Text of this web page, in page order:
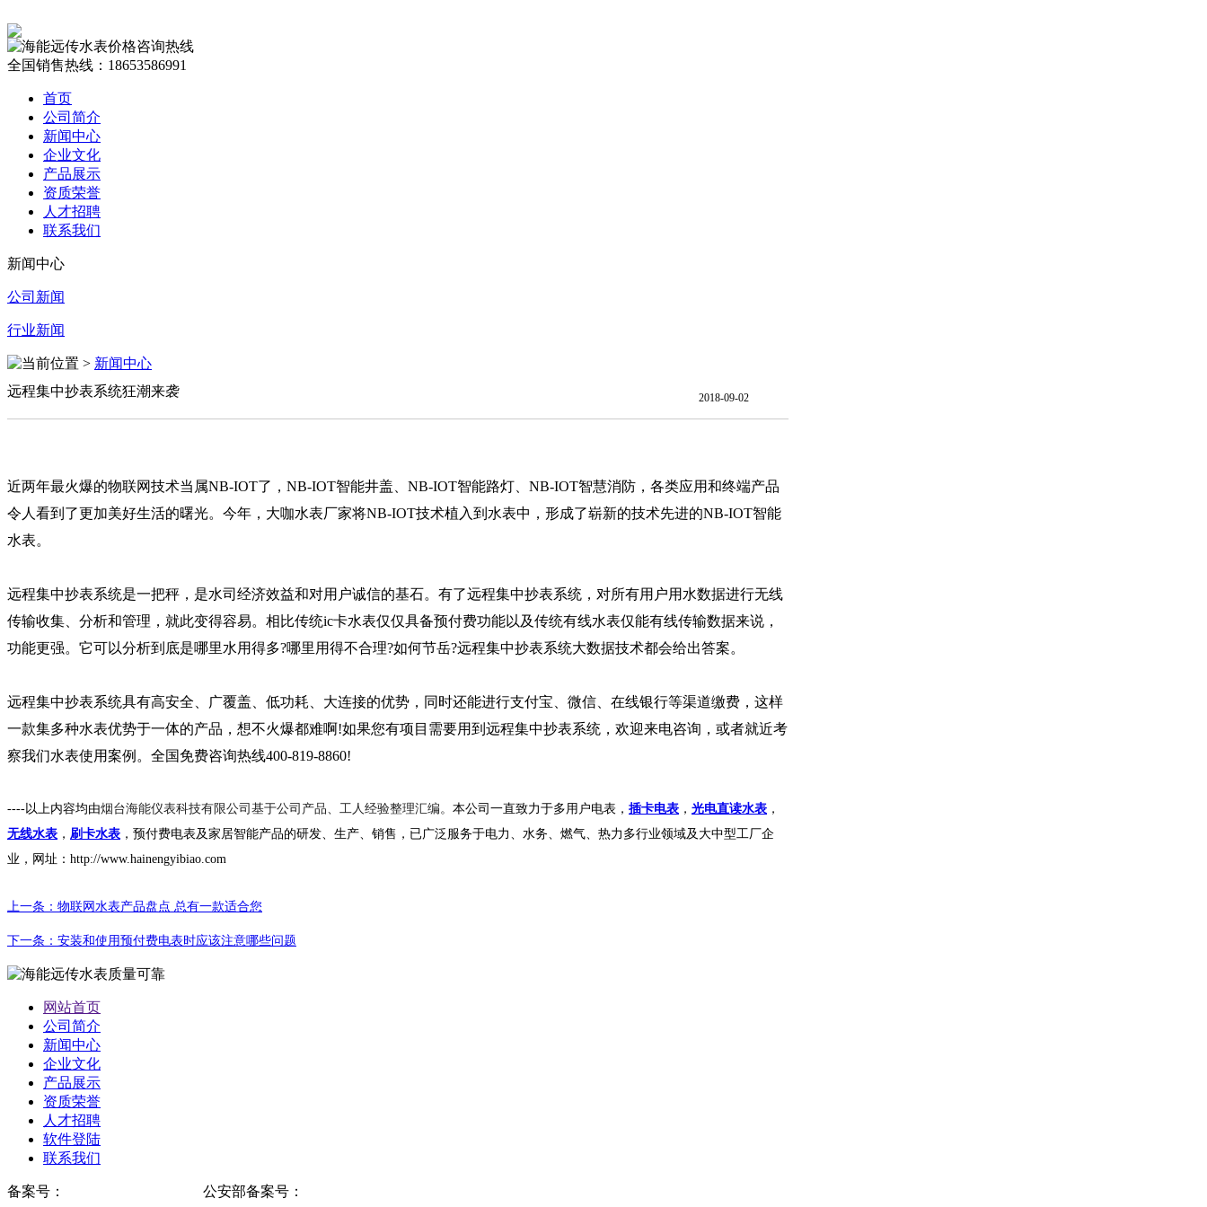
全国销售热线：18653586991
首页
公司简介
新闻中心
企业文化
产品展示
资质荣誉
人才招聘
联系我们
新闻中心
公司新闻
行业新闻
当前位置 > 新闻中心
远程集中抄表系统狂潮来袭
2018-09-02
近两年最火爆的物联网技术当属NB-IOT了，NB-IOT智能井盖、NB-IOT智能路灯、NB-IOT智慧消防，各类应用和终端产品
令人看到了更加美好生活的曙光。今年，大咖水表厂家将NB-IOT技术植入到水表中，形成了崭新的技术先进的NB-IOT智能
水表。
远程集中抄表系统是一把秤，是水司经济效益和对用户诚信的基石。有了远程集中抄表系统，对所有用户用水数据进行无线
传输收集、分析和管理，就此变得容易。相比传统ic卡水表仅仅具备预付费功能以及传统有线水表仅能有线传输数据来说，
功能更强。它可以分析到底是哪里水用得多?哪里用得不合理?如何节岳?远程集中抄表系统大数据技术都会给出答案。
远程集中抄表系统具有高安全、广覆盖、低功耗、大连接的优势，同时还能进行支付宝、微信、在线银行等渠道缴费，这样
一款集多种水表优势于一体的产品，想不火爆都难啊!如果您有项目需要用到远程集中抄表系统，欢迎来电咨询，或者就近考
察我们水表使用案例。全国免费咨询热线400-819-8860!
----以上内容均由烟台海能仪表科技有限公司基于公司产品、工人经验整理汇编。 本公司一直致力于多用户电表， 插卡电表 ， 光电直读水表 ，
无线水表 ， 刷卡水表 ，预付费电表及家居智能产品的研发、生产、销售，已广泛服务于电力、水务、燃气、热力多行业领域及大中型工厂企
业，网址：http://www.hainengyibiao.com
上一条：物联网水表产品盘点 总有一款适合您
下一条：安装和使用预付费电表时应该注意哪些问题
网站首页
公司简介
新闻中心
企业文化
产品展示
资质荣誉
人才招聘
软件登陆
联系我们
备案号： 公安部备案号：